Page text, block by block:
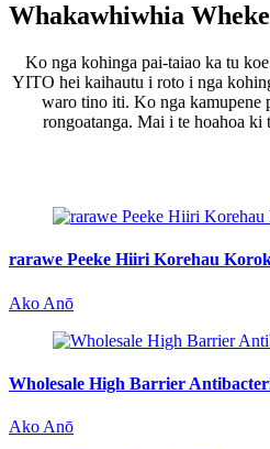
Whakawhiwhia
Ko nga kohinga pai-taiao ka tu
YITO hei kaihautu i roto i nga
waro tino iti. Ko nga kamupene
rongoatanga. Mai i te hoahoa ki
rarawe Peeke Hiiri Korehau
Ako Anō
Wholesale High Barrier
Ako Anō